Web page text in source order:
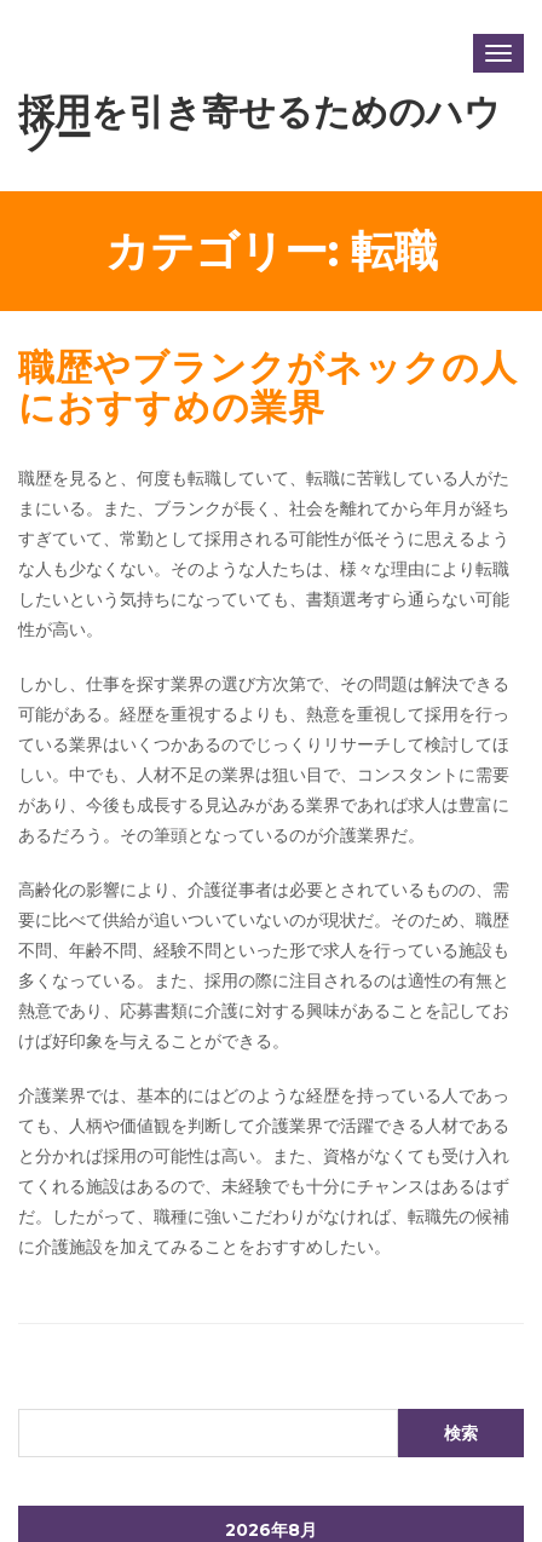
採用を引き寄せるためのハウ
ツー
カテゴリー: 転職
職歴やブランクがネックの人
におすすめの業界
職歴を見ると、何度も転職していて、転職に苦戦している人がた
まにいる。また、ブランクが長く、社会を離れてから年月が経ち
すぎていて、常勤として採用される可能性が低そうに思えるよう
な人も少なくない。そのような人たちは、様々な理由により転職
したいという気持ちになっていても、書類選考すら通らない可能
性が高い。
しかし、仕事を探す業界の選び方次第で、その問題は解決できる
可能がある。経歴を重視するよりも、熱意を重視して採用を行っ
ている業界はいくつかあるのでじっくりリサーチして検討してほ
しい。中でも、人材不足の業界は狙い目で、コンスタントに需要
があり、今後も成長する見込みがある業界であれば求人は豊富に
あるだろう。その筆頭となっているのが介護業界だ。
高齢化の影響により、介護従事者は必要とされているものの、需
要に比べて供給が追いついていないのが現状だ。そのため、職歴
不問、年齢不問、経験不問といった形で求人を行っている施設も
多くなっている。また、採用の際に注目されるのは適性の有無と
熱意であり、応募書類に介護に対する興味があることを記してお
けば好印象を与えることができる。
介護業界では、基本的にはどのような経歴を持っている人であっ
ても、人柄や価値観を判断して介護業界で活躍できる人材である
と分かれば採用の可能性は高い。また、資格がなくても受け入れ
てくれる施設はあるので、未経験でも十分にチャンスはあるはず
だ。したがって、職種に強いこだわりがなければ、転職先の候補
に介護施設を加えてみることをおすすめしたい。
2026年8月